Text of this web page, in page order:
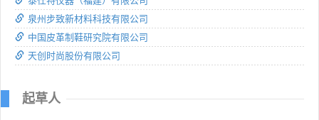
泉州步致新材料科技有限公司
中国皮革制鞋研究院有限公司
天创时尚股份有限公司
起草人